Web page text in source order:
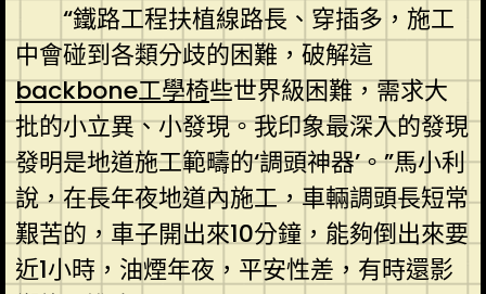
“鐵路工程扶植線路長、穿插多，施工
中會碰到各類分歧的困難，破解這
backbone工學椅些世界級困難，需求大
批的小立異、小發現。我印象最深入的發現
發明是地道施工範疇的‘調頭神器’。”馬小利
說，在長年夜地道內施工，車輛調頭長短常
艱苦的，車子開出來10分鐘，能夠倒出來要
近1小時，油煙年夜，平安性差，有時還影